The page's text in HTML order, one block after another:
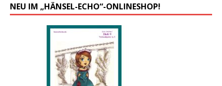
NEU IM „HÄNSEL-ECHO“-ONLINESHOP!